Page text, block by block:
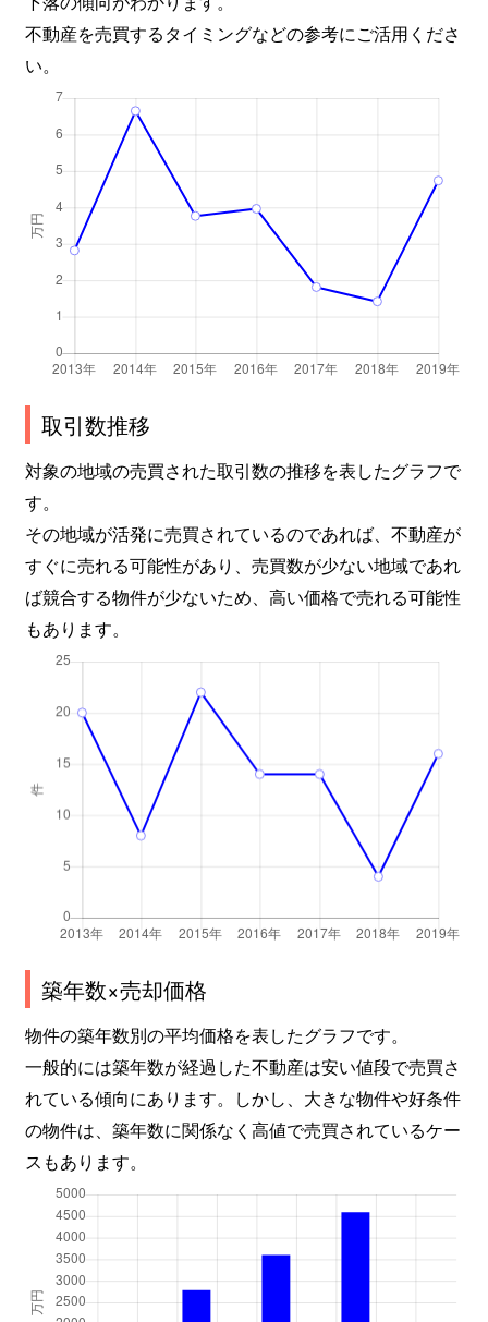
不動産を売買するタイミングなどの参考にご活用くださ
い。
取引数推移
対象の地域の売買された取引数の推移を表したグラフで
す。
その地域が活発に売買されているのであれば、不動産が
すぐに売れる可能性があり、売買数が少ない地域であれ
ば競合する物件が少ないため、高い価格で売れる可能性
もあります。
築年数×売却価格
物件の築年数別の平均価格を表したグラフです。
一般的には築年数が経過した不動産は安い値段で売買さ
れている傾向にあります。しかし、大きな物件や好条件
の物件は、築年数に関係なく高値で売買されているケー
スもあります。